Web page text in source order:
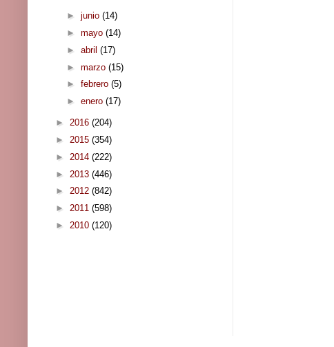
► junio (14)
► mayo (14)
► abril (17)
► marzo (15)
► febrero (5)
► enero (17)
► 2016 (204)
► 2015 (354)
► 2014 (222)
► 2013 (446)
► 2012 (842)
► 2011 (598)
► 2010 (120)